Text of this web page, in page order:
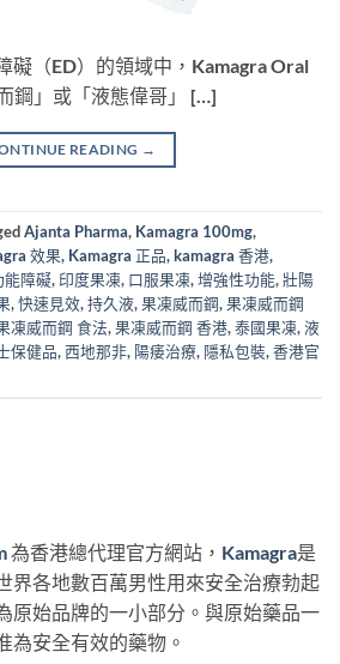
礙（ED）的領域中，Kamagra Oral
鋼」或「液態偉哥」 […]
READING →
Ajanta Pharma, Kamagra 100mg,
效果, Kamagra 正品,kamagra 香港,
能障礙,印度果凍, 口服果凍,增強性功能,壯陽
,快速見效,持久液,果凍威而鋼,果凍威而鋼
凍威而鋼 食法,果凍威而鋼 香港,泰國果凍,液
保健品,西地那非, 陽痿治療, 隱私包裝,香港官
為香港總代理官方網站， Kamagra是
界各地數百萬男性用來安全治療勃起
原始品牌的一小部分。與原始藥品一
為安全有效的藥物。